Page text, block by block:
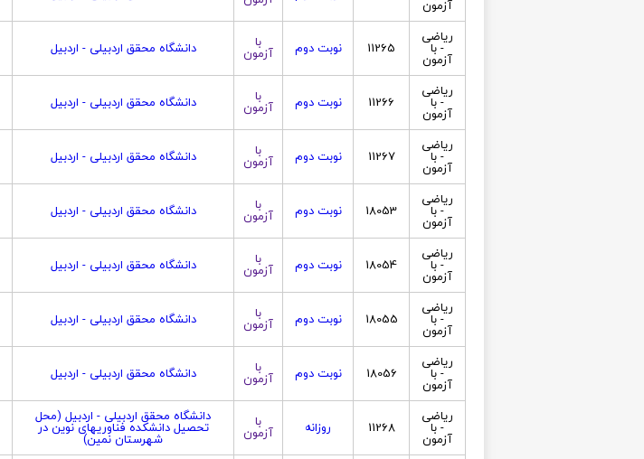
آزمون
ریاضی
- با
آزمون
11265 نوبت دوم با
آزمون دانشگاه محقق اردبیلی - اردبیل
ریاضی
- با
آزمون
11266 نوبت دوم با
آزمون دانشگاه محقق اردبیلی - اردبیل
ریاضی
- با
آزمون
11267 نوبت دوم با
آزمون دانشگاه محقق اردبیلی - اردبیل
ریاضی
- با
آزمون
18053 نوبت دوم با
آزمون دانشگاه محقق اردبیلی - اردبیل
ریاضی
- با
آزمون
18054 نوبت دوم با
آزمون دانشگاه محقق اردبیلی - اردبیل
ریاضی
- با
آزمون
18055 نوبت دوم با
آزمون دانشگاه محقق اردبیلی - اردبیل
ریاضی
- با
آزمون
18056 نوبت دوم با
آزمون دانشگاه محقق اردبیلی - اردبیل
ریاضی
- با
آزمون
11268 روزانه با
آزمون
دانشگاه محقق اردبیلی - اردبیل (محل
تحصیل دانشکده فناوریهای نوین در
شهرستان نمین)